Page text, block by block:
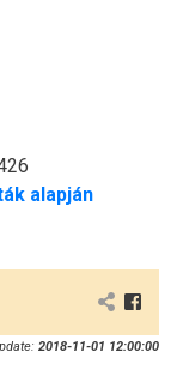
alapján
2018-11-01 12:00:00